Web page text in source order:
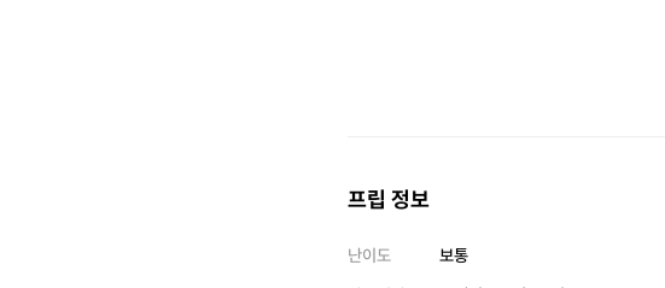
프립 정보
난이도
보통